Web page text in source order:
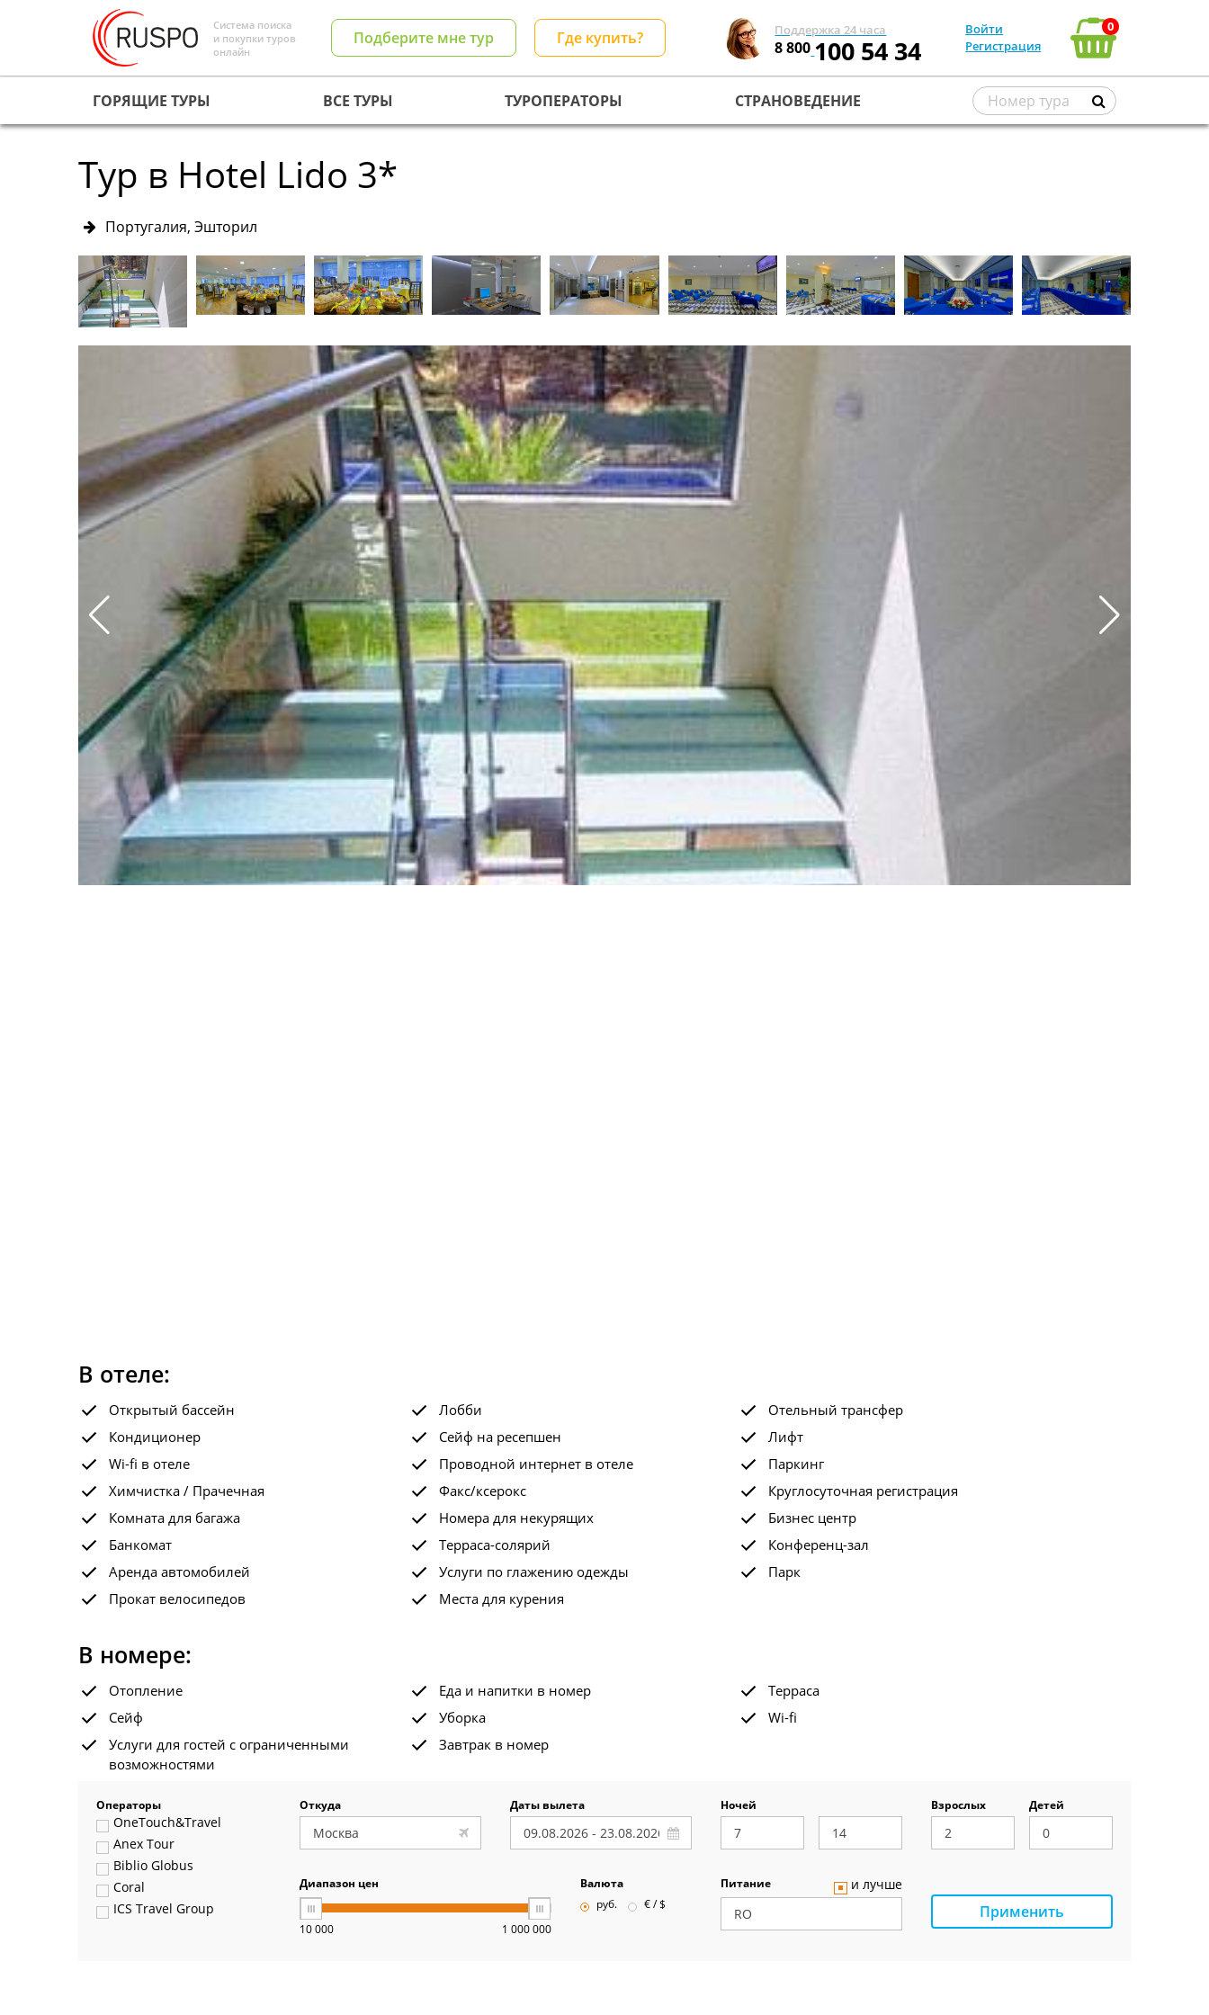
Система поиска
и покупки туров
онлайн
Подберите мне тур Где купить? Поддержка 24 часа
8 800100 54 34
Войти
Регистрация
0
ГОРЯЩИЕ ТУРЫ ВСЕ ТУРЫ ТУРОПЕРАТОРЫ СТРАНОВЕДЕНИЕ
Тур в Hotel Lido 3*
Португалия, Эшторил
В отеле:
Открытый бассейн Лобби
Отельный трансфер
Кондиционер
Сейф на ресепшен
Лифт
Wi-fi в отеле
Проводной интернет в отеле
Паркинг
Химчистка / Прачечная
Факс/ксерокс
Круглосуточная регистрация
Комната для багажа
Номера для некурящих
Бизнес центр
Банкомат
Терраса-солярий
Конференц-зал
Аренда автомобилей
Услуги по глажению одежды
Парк
Прокат велосипедов
Места для курения
В номере:
Отопление Еда и напитки в номер
Терраса
Сейф
Уборка
Wi-fi
Услуги для гостей с ограниченными
возможностями
Завтрак в номер
Операторы
OneTouch&Travel
Anex Tour
Biblio Globus
Coral
ICS Travel Group
Откуда Даты вылета Ночей Взрослых Детей
Диапазон цен
10 000 1 000 000
Валюта
руб.
€ / $
Питание и лучше
Применить